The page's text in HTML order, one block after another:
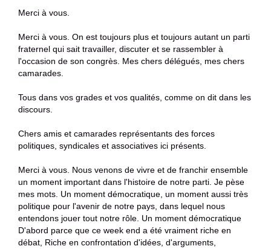
Merci à vous.
Merci à vous. On est toujours plus et toujours autant un parti
fraternel qui sait travailler, discuter et se rassembler à
l'occasion de son congrès. Mes chers délégués, mes chers
camarades.
Tous dans vos grades et vos qualités, comme on dit dans les
discours.
Chers amis et camarades représentants des forces
politiques, syndicales et associatives ici présents.
Merci à vous. Nous venons de vivre et de franchir ensemble
un moment important dans l'histoire de notre parti. Je pèse
mes mots. Un moment démocratique, un moment aussi très
politique pour l'avenir de notre pays, dans lequel nous
entendons jouer tout notre rôle. Un moment démocratique
D'abord parce que ce week end a été vraiment riche en
débat, Riche en confrontation d'idées, d'arguments,